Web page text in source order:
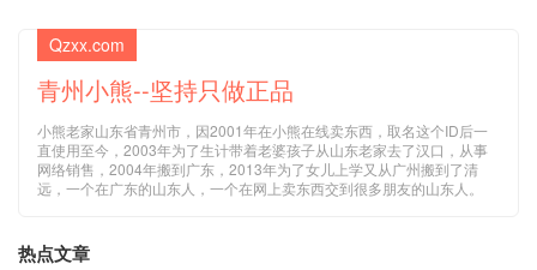
Qzxx.com
青州小熊--坚持只做正品
小熊老家山东省青州市，因2001年在小熊在线卖东西，取名这个ID后一
直使用至今，2003年为了生计带着老婆孩子从山东老家去了汉口，从事
网络销售，2004年搬到广东，2013年为了女儿上学又从广州搬到了清
远，一个在广东的山东人，一个在网上卖东西交到很多朋友的山东人。
热点文章